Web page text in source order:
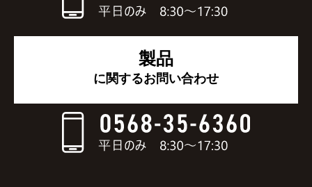
製品
に関するお問い合わせ